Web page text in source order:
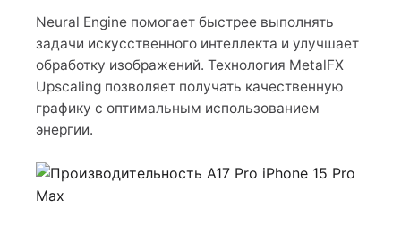
Neural Engine помогает быстрее выполнять
задачи искусственного интеллекта и улучшает
обработку изображений. Технология MetalFX
Upscaling позволяет получать качественную
графику с оптимальным использованием
энергии.